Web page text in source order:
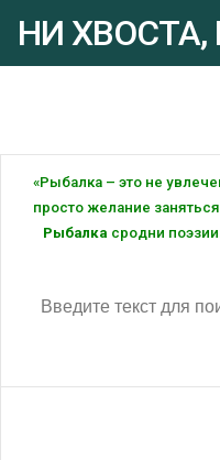
НИ
«Рыбалка – это не
просто желание
Рыбалка сродни